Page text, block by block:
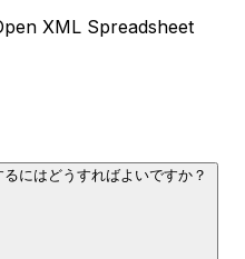
XML Spreadsheet
にはどうすればよいですか？